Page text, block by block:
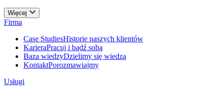
Więcej
Firma
Case StudiesHistorie naszych klientów
KarieraPracuj i bądź sobą
Baza wiedzyDzielimy się wiedzą
KontaktPorozmawiajmy
Usługi